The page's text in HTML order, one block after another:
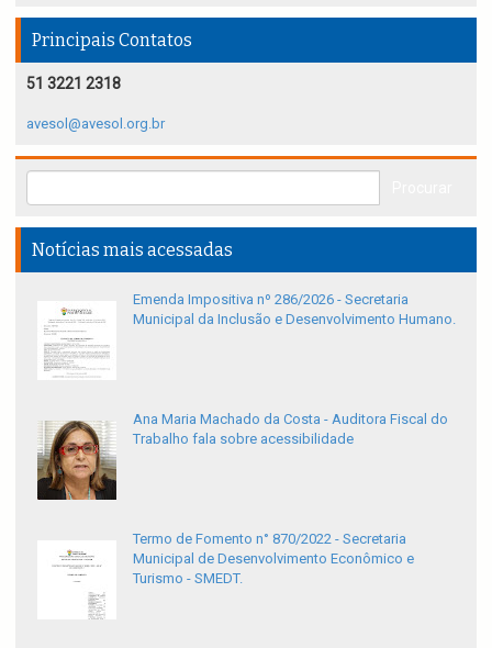
Principais Contatos
51 3221 2318
avesol@avesol.org.br
Notícias mais acessadas
Emenda Impositiva nº 286/2026 - Secretaria
Municipal da Inclusão e Desenvolvimento Humano.
Ana Maria Machado da Costa - Auditora Fiscal do
Trabalho fala sobre acessibilidade
Termo de Fomento n° 870/2022 - Secretaria
Municipal de Desenvolvimento Econômico e
Turismo - SMEDT.